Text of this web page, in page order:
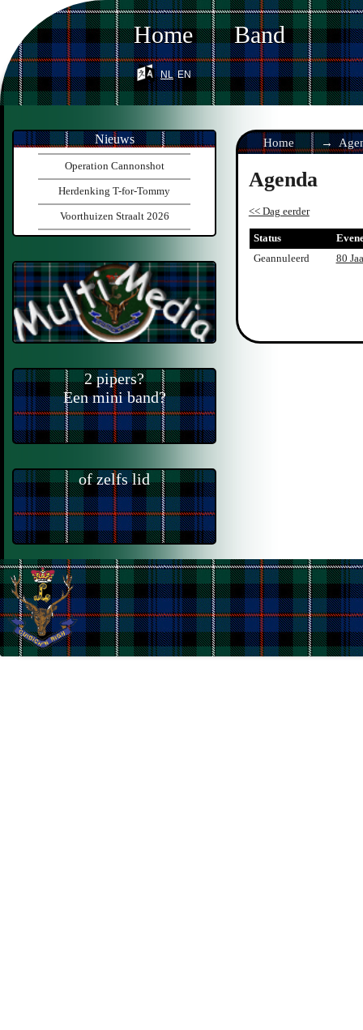
Home Band
nl en
Home
Agenda
<< Dag eerder
Status
Geannuleerd
80
Nieuws
Operation Cannonshot
Herdenking T-for-Tommy
Voorthuizen Straalt 2026
2 pipers?
Een mini band?
of zelfs lid